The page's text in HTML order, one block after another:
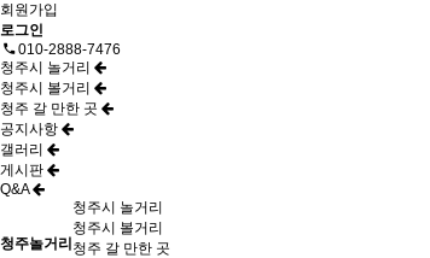
회원가입
로그인
010-2888-7476
청주시 놀거리
청주시 볼거리
청주 갈 만한 곳
공지사항
갤러리
게시판
Q&A
청주놀거리
청주시 놀거리
청주시 볼거리
청주 갈 만한 곳